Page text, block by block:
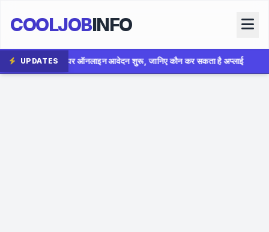
COOLJOBINFO
UPDATES
शुरू, जानिए कौन कर सकता है अप्लाई ✦ AIIMS Bhopal